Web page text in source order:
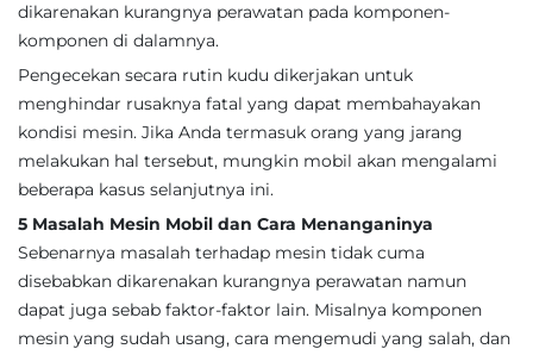
dikarenakan kurangnya perawatan pada komponen-
komponen di dalamnya.
Pengecekan secara rutin kudu dikerjakan untuk
menghindar rusaknya fatal yang dapat membahayakan
kondisi mesin. Jika Anda termasuk orang yang jarang
melakukan hal tersebut, mungkin mobil akan mengalami
beberapa kasus selanjutnya ini.
5 Masalah Mesin Mobil dan Cara Menanganinya
Sebenarnya masalah terhadap mesin tidak cuma
disebabkan dikarenakan kurangnya perawatan namun
dapat juga sebab faktor-faktor lain. Misalnya komponen
mesin yang sudah usang, cara mengemudi yang salah, dan